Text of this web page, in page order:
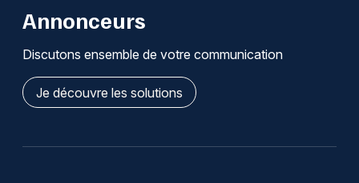
Annonceurs
Discutons ensemble de votre communication
Je découvre les solutions